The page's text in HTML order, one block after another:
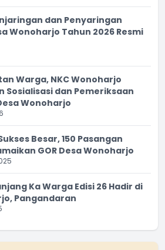
dan Penyaringan
Wonoharjo Tahun 2026 Resmi
Warga, NKC Wonoharjo
Sosialisasi dan Pemeriksaan
Wonoharjo
Besar, 150 Pasangan
GOR Desa Wonoharjo
Ka Warga Edisi 26 Hadir di
Pangandaran